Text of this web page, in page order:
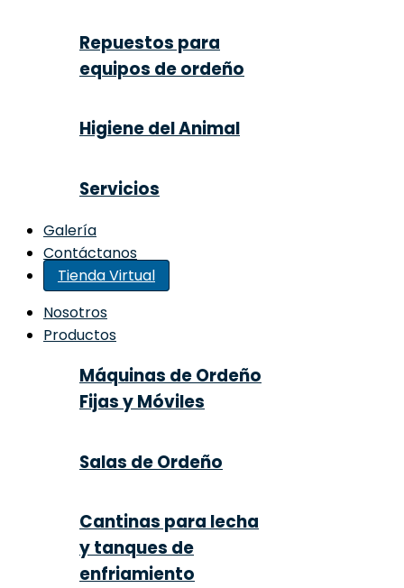
Repuestos para
equipos de ordeño
Higiene del Animal
Servicios
Galería
Contáctanos
Tienda Virtual
Nosotros
Productos
Máquinas de Ordeño
Fijas y Móviles
Salas de Ordeño
Cantinas para lecha
y tanques de
enfriamiento